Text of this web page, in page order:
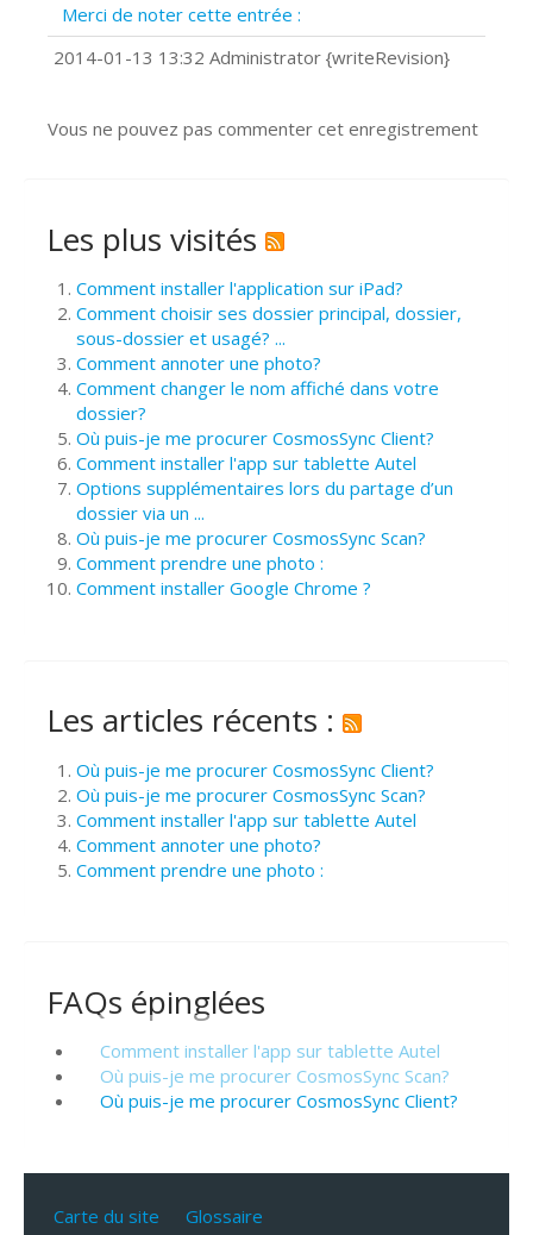
?
Comment installer Google Chrome ?
Merci de noter cette entrée :
2014-01-13 13:32 Administrator {writeRevision}
Vous ne pouvez pas commenter cet enregistrement
Les plus visités
Comment installer l'application sur iPad?
Comment choisir ses dossier principal, dossier,
sous-dossier et usagé? ...
Comment annoter une photo?
Comment changer le nom affiché dans votre
dossier?
Où puis-je me procurer CosmosSync Client?
Comment installer l'app sur tablette Autel
Options supplémentaires lors du partage d’un
dossier via un ...
Où puis-je me procurer CosmosSync Scan?
Comment prendre une photo :
Comment installer Google Chrome ?
Les articles récents :
Où puis-je me procurer CosmosSync Client?
Où puis-je me procurer CosmosSync Scan?
Comment installer l'app sur tablette Autel
Comment annoter une photo?
Comment prendre une photo :
FAQs épinglées
Comment installer l'app sur tablette Autel
Où puis-je me procurer CosmosSync Scan?
Où puis-je me procurer CosmosSync Client?
Carte du site Glossaire